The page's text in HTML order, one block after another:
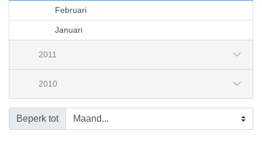
Februari
Januari
2011
2010
Beperk tot